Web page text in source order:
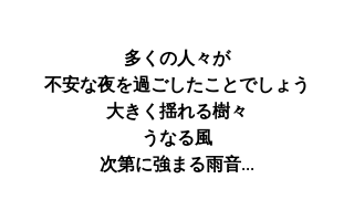
多くの人々が
不安な夜を過ごしたことでしょう
大きく揺れる樹々
うなる風
次第に強まる雨音...